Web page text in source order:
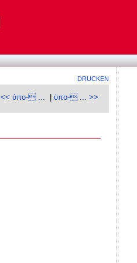
DRUCKEN
<< ὑπο- ... |ὑπο- ... >>